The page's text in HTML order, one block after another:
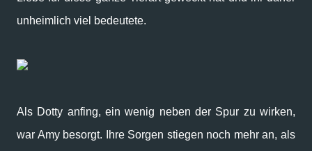
unheimlich viel bedeutete.
Als Dotty anfing, ein wenig neben der Spur zu wirken,
war Amy besorgt. Ihre Sorgen stiegen noch mehr an, als